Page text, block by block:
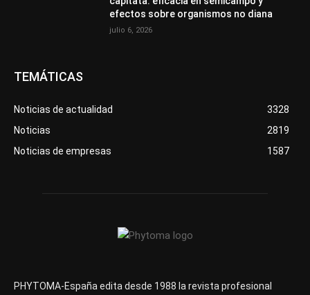
efectos sobre organismos no diana
julio 6, 2026
TEMÁTICAS
Noticias de actualidad
3328
Noticias
2819
Noticias de empresas
1587
PHYTOMA-España edita desde 1988 la revista profesional